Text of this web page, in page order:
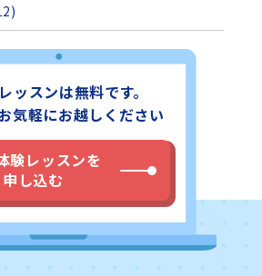
ッスンは無料です。
気軽にお越しください
験レッスンを
申し込む